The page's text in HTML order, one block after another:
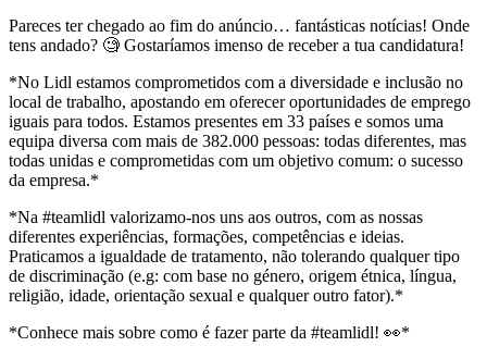
Pareces ter chegado ao fim do anúncio… fantásticas notícias! Onde
tens andado? 🧐 Gostaríamos imenso de receber a tua candidatura!
*No Lidl estamos comprometidos com a diversidade e inclusão no
local de trabalho, apostando em oferecer oportunidades de emprego
iguais para todos. Estamos presentes em 33 países e somos uma
equipa diversa com mais de 382.000 pessoas: todas diferentes, mas
todas unidas e comprometidas com um objetivo comum: o sucesso
da empresa.*
*Na #teamlidl valorizamo-nos uns aos outros, com as nossas
diferentes experiências, formações, competências e ideias.
Praticamos a igualdade de tratamento, não tolerando qualquer tipo
de discriminação (e.g: com base no género, origem étnica, língua,
religião, idade, orientação sexual e qualquer outro fator).*
*Conhece mais sobre como é fazer parte da #teamlidl! 👀*